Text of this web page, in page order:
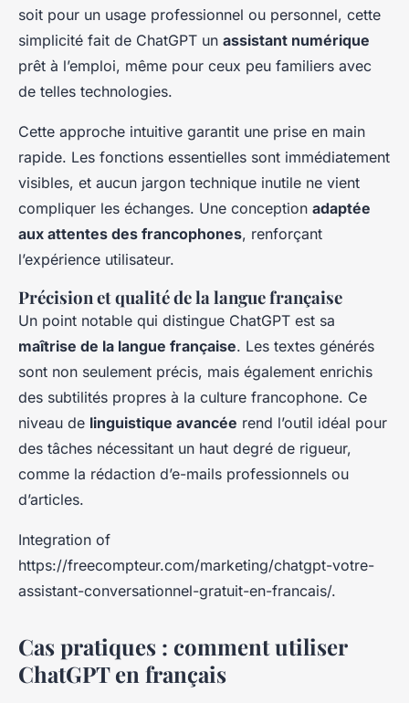
soit pour un usage professionnel ou personnel, cette
simplicité fait de ChatGPT un assistant numérique
prêt à l’emploi, même pour ceux peu familiers avec
de telles technologies.
Cette approche intuitive garantit une prise en main
rapide. Les fonctions essentielles sont immédiatement
visibles, et aucun jargon technique inutile ne vient
compliquer les échanges. Une conception adaptée
aux attentes des francophones, renforçant
l’expérience utilisateur.
Précision et qualité de la langue française
Un point notable qui distingue ChatGPT est sa
maîtrise de la langue française. Les textes générés
sont non seulement précis, mais également enrichis
des subtilités propres à la culture francophone. Ce
niveau de linguistique avancée rend l’outil idéal pour
des tâches nécessitant un haut degré de rigueur,
comme la rédaction d’e-mails professionnels ou
d’articles.
Integration of
https://freecompteur.com/marketing/chatgpt-votre-
assistant-conversationnel-gratuit-en-francais/.
Cas pratiques : comment utiliser
ChatGPT en français